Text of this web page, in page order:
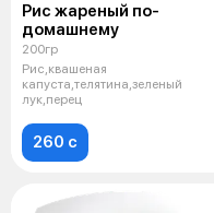
Рис жареный по-
домашнему
200гр
Рис,квашеная
капуста,телятина,зеленый
лук,перец
260 c